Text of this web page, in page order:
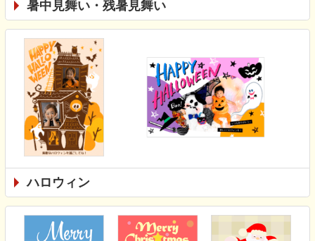
暑中見舞い・残暑見舞い
ハロウィン